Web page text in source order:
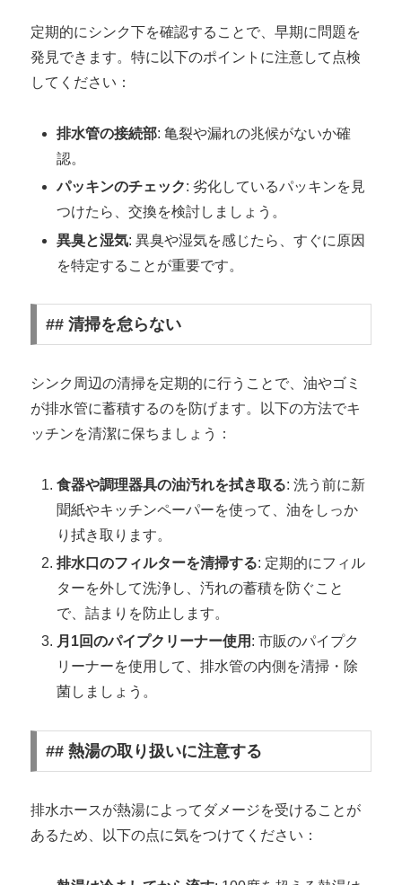
定期的にシンク下を確認することで、早期に問題を
発見できます。特に以下のポイントに注意して点検
してください：
排水管の接続部: 亀裂や漏れの兆候がないか確
認。
パッキンのチェック: 劣化しているパッキンを見
つけたら、交換を検討しましょう。
異臭と湿気: 異臭や湿気を感じたら、すぐに原因
を特定することが重要です。
## 清掃を怠らない
シンク周辺の清掃を定期的に行うことで、油やゴミ
が排水管に蓄積するのを防げます。以下の方法でキ
ッチンを清潔に保ちましょう：
食器や調理器具の油汚れを拭き取る: 洗う前に新
聞紙やキッチンペーパーを使って、油をしっか
り拭き取ります。
排水口のフィルターを清掃する: 定期的にフィル
ターを外して洗浄し、汚れの蓄積を防ぐこと
で、詰まりを防止します。
月1回のパイプクリーナー使用 : 市販のパイプク
リーナーを使用して、排水管の内側を清掃・除
菌しましょう。
## 熱湯の取り扱いに注意する
排水ホースが熱湯によってダメージを受けることが
あるため、以下の点に気をつけてください：